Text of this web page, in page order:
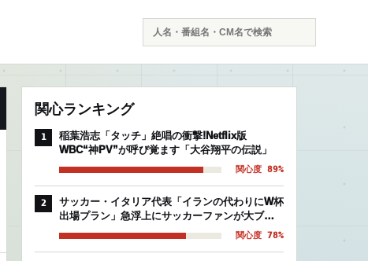
索
関心ランキング
1
稲葉浩志「タッチ」絶唱の衝撃!Netflix版
WBC“神PV”が呼び覚ます「大谷翔平の伝説」
関心度 89%
2
サッカー・イタリア代表「イランの代わりにW杯
出場プラン」急浮上にサッカーファンが大ブー
イングの理由
関心度 78%